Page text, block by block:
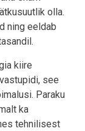
olla.
ning eeldab
kiire
see
Paraku
ka
tehnilisest